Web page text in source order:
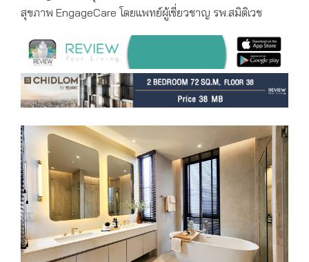
สุขภาพ EngageCare โดยแพทย์ผู้เชี่ยวชาญ รพ.สมิติเวช